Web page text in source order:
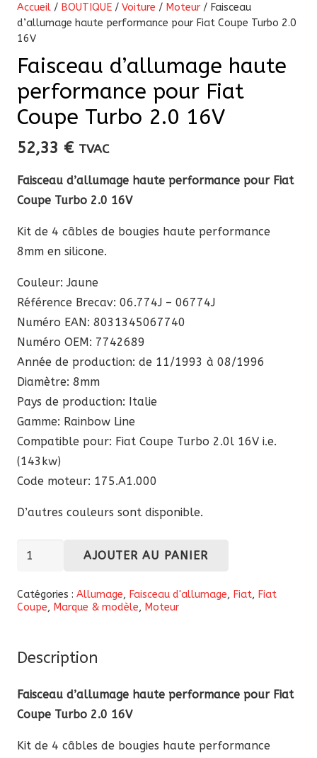
Accueil / BOUTIQUE / Voiture / Moteur / Faisceau
d’allumage haute performance pour Fiat Coupe Turbo 2.0
16V
Faisceau d’allumage haute
performance pour Fiat
Coupe Turbo 2.0 16V
52,33 € TVAC
Faisceau d’allumage haute performance pour Fiat
Coupe Turbo 2.0 16V
Kit de 4 câbles de bougies haute performance
8mm en silicone.
Couleur: Jaune
Référence Brecav: 06.774J – 06774J
Numéro EAN: 8031345067740
Numéro OEM: 7742689
Année de production: de 11/1993 à 08/1996
Diamètre: 8mm
Pays de production: Italie
Gamme: Rainbow Line
Compatible pour: Fiat Coupe Turbo 2.0l 16V i.e.
(143kw)
Code moteur: 175.A1.000
D’autres couleurs sont disponible.
quantité
Faisceau
d'allumage
performance
Fiat
Coupe
2.0
AJOUTER AU PANIER
Catégories : Allumage, Faisceau d'allumage, Fiat, Fiat
Coupe, Marque & modèle, Moteur
Description
Faisceau d’allumage haute performance pour Fiat
Coupe Turbo 2.0 16V
Kit de 4 câbles de bougies haute performance